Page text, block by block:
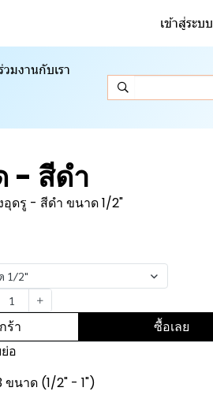
เข้าสู่ระบบ
วมงานกับเรา
- สีดำ
อุดรู - สีดำ ขนาด 1/2"
1/2"
ร้า ซื้อเลย
อ
นาด (1/2" - 1")